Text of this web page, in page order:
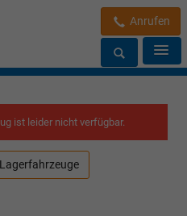
Anrufen
ist leider nicht verfügbar.
Lagerfahrzeuge